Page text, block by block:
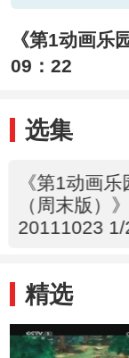
《第1动画乐
09：22
选集
《第1动画乐
（周末版）》
20111023 1/
精选